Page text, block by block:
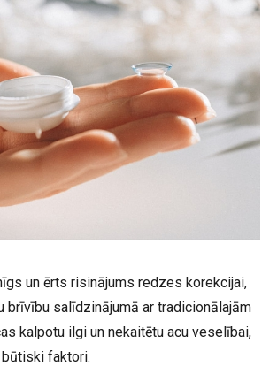
un ērts risinājums redzes korekcijai,
brīvību salīdzinājumā ar tradicionālajām
kalpotu ilgi un nekaitētu acu veselībai,
faktori.